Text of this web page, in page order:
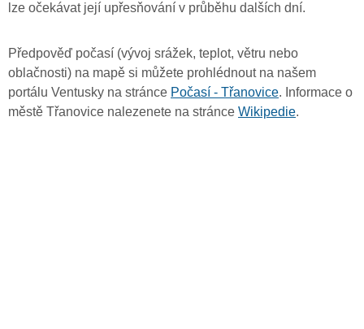
lze očekávat její upřesňování v průběhu dalších dní.
Předpověď počasí (vývoj srážek, teplot, větru nebo
oblačnosti) na mapě si můžete prohlédnout na našem
portálu Ventusky na stránce Počasí - Třanovice. Informace o
městě Třanovice nalezenete na stránce Wikipedie.